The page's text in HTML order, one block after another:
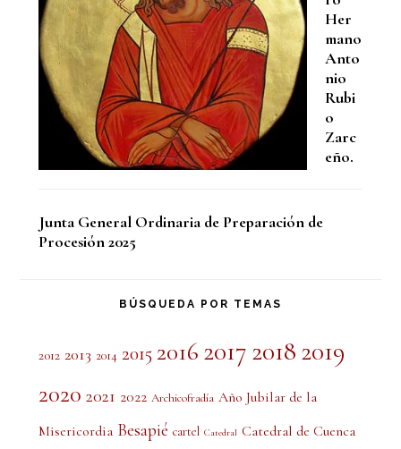
Her
mano
Anto
nio
Rubi
o
Zarc
eño.
Junta General Ordinaria de Preparación de
Procesión 2025
BÚSQUEDA POR TEMAS
2012 2013 2014 2015 2016 2017 2018 2019
2020 2021 2022 Archicofradía Año Jubilar de la
Misericordia Besapié cartel Catedral Catedral de Cuenca